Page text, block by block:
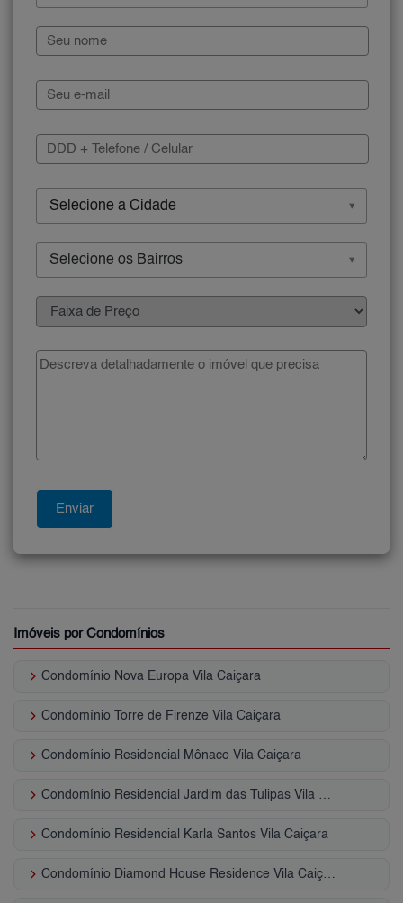
Selecione a Cidade
Selecione os Bairros
Imóveis por Condomínios
keyboard_arrow_right Condomínio Nova Europa Vila Caiçara
keyboard_arrow_right Condomínio Torre de Firenze Vila Caiçara
keyboard_arrow_right Condomínio Residencial Mônaco Vila Caiçara
keyboard_arrow_right Condomínio Residencial Jardim das Tulipas Vila Caiçara
keyboard_arrow_right Condomínio Residencial Karla Santos Vila Caiçara
keyboard_arrow_right Condomínio Diamond House Residence Vila Caiçara